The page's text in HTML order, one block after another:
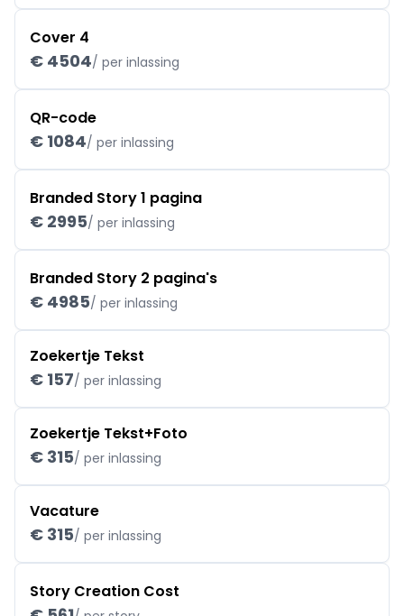
Cover 4
€ 4504/ per inlassing
QR-code
€ 1084/ per inlassing
Branded Story 1 pagina
€ 2995/ per inlassing
Branded Story 2 pagina's
€ 4985/ per inlassing
Zoekertje Tekst
€ 157/ per inlassing
Zoekertje Tekst+Foto
€ 315/ per inlassing
Vacature
€ 315/ per inlassing
Story Creation Cost